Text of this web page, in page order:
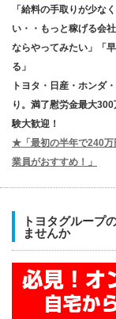
「給料の手取りが少な
い・・もっと稼げる会
ならやってみたい」「
る」
トヨタ・日産・ホンダ
り。満了慰労金最大
験大歓迎！
★「最初の半年で240万
業員がおすすめ！」
トヨタグループ
ませんか